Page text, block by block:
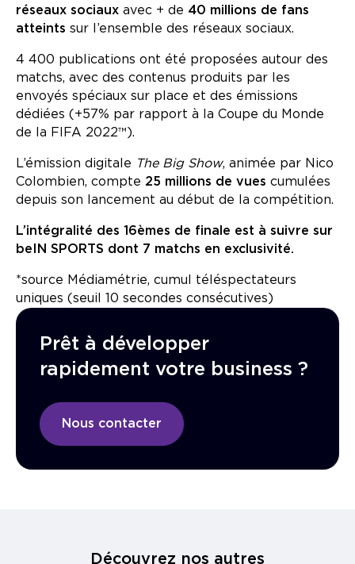
réseaux sociaux avec + de 40 millions de fans
atteints sur l’ensemble des réseaux sociaux.
4 400 publications ont été proposées autour des
matchs, avec des contenus produits par les
envoyés spéciaux sur place et des émissions
dédiées (+57% par rapport à la Coupe du Monde
de la FIFA 2022™).
L’émission digitale The Big Show, animée par Nico
Colombien, compte 25 millions de vues cumulées
depuis son lancement au début de la compétition.
L’intégralité des 16èmes de finale est à suivre sur
beIN SPORTS dont 7 matchs en exclusivité.
*source Médiamétrie, cumul téléspectateurs
uniques (seuil 10 secondes consécutives)
Prêt à développer
rapidement votre business ?
Nous contacter
Découvrez nos autres